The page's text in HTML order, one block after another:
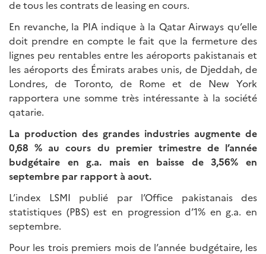
de tous les contrats de leasing en cours.
En revanche, la PIA indique à la Qatar Airways qu’elle
doit prendre en compte le fait que la fermeture des
lignes peu rentables entre les aéroports pakistanais et
les aéroports des Émirats arabes unis, de Djeddah, de
Londres, de Toronto, de Rome et de New York
rapportera une somme très intéressante à la société
qatarie.
La production des grandes industries augmente de
0,68 % au cours du premier trimestre de l’année
budgétaire en g.a. mais en baisse de 3,56% en
septembre par rapport à aout.
L’index LSMI publié par l’Office pakistanais des
statistiques (PBS) est en progression d’1% en g.a. en
septembre.
Pour les trois premiers mois de l’année budgétaire, les